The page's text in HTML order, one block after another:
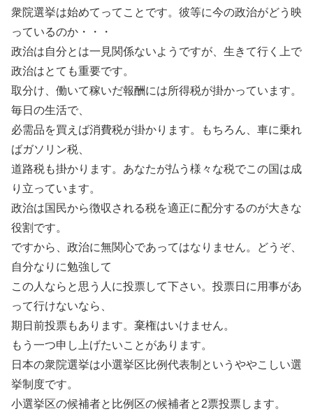
衆院選挙は始めてってことです。彼等に今の政治がどう映
っているのか・・・
政治は自分とは一見関係ないようですが、生きて行く上で
政治はとても重要です。
取分け、働いて稼いだ報酬には所得税が掛かっています。
毎日の生活で、
必需品を買えば消費税が掛かります。もちろん、車に乗れ
ばガソリン税、
道路税も掛かります。あなたが払う様々な税でこの国は成
り立っています。
政治は国民から徴収される税を適正に配分するのが大きな
役割です。
ですから、政治に無関心であってはなりません。どうぞ、
自分なりに勉強して
この人ならと思う人に投票して下さい。投票日に用事があ
って行けないなら、
期日前投票もあります。棄権はいけません。
もう一つ申し上げたいことがあります。
日本の衆院選挙は小選挙区比例代表制というややこしい選
挙制度です。
小選挙区の候補者と比例区の候補者と2票投票します。